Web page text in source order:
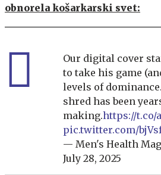
obnorela košarkarski svet:
Our digital cover
to take his game
levels of
shred has been
making.https://t.co/
pic.twitter.com/
— Men's Health
July 28, 2025